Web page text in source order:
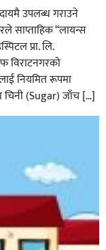
उपलब्ध गराउने
साप्ताहिक “लायन्स
प्रा. लि.
विराटनगरको
नियमित रूपमा
चिनी (Sugar) जाँच […]